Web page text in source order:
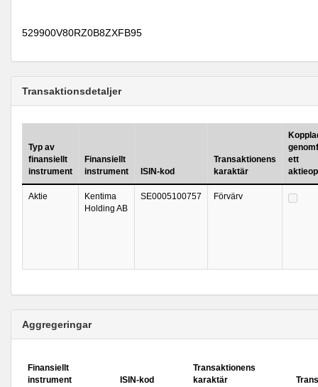
529900V80RZ0B8ZXFB95
Transaktionsdetaljer
Typ av
finansiellt
instrument
Finansiellt
instrument
ISIN-kod
Transaktionens
karaktär
ett
Aktie
Kentima
Holding AB
SE0005100757 Förvärv
Aggregeringar
Finansiellt
instrument
ISIN-kod
Transaktionens
karaktär